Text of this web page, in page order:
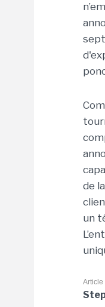
de
un
Article